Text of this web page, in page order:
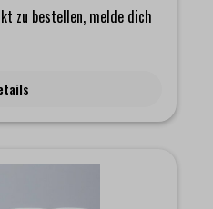
Rohwasser
zu bestellen, melde dich